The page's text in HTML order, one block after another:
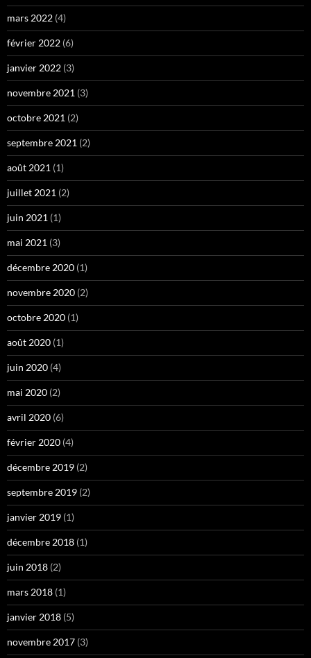
mars 2022 (4)
février 2022 (6)
janvier 2022 (3)
novembre 2021 (3)
octobre 2021 (2)
septembre 2021 (2)
août 2021 (1)
juillet 2021 (2)
juin 2021 (1)
mai 2021 (3)
décembre 2020 (1)
novembre 2020 (2)
octobre 2020 (1)
août 2020 (1)
juin 2020 (4)
mai 2020 (2)
avril 2020 (6)
février 2020 (4)
décembre 2019 (2)
septembre 2019 (2)
janvier 2019 (1)
décembre 2018 (1)
juin 2018 (2)
mars 2018 (1)
janvier 2018 (5)
novembre 2017 (3)